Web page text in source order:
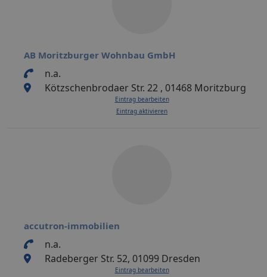
AB Moritzburger Wohnbau GmbH
n.a.
Kötzschenbrodaer Str. 22 , 01468 Moritzburg
Eintrag bearbeiten
Eintrag aktivieren
accutron-immobilien
n.a.
Radeberger Str. 52, 01099 Dresden
Eintrag bearbeiten